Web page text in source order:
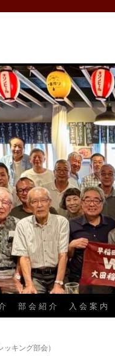
部 会 紹 介 入 会 案 内
キング部会）